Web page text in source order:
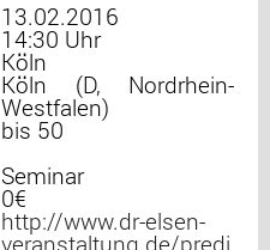
13.02.2016
14:30 Uhr
Köln
Köln (D, Nordrhein-
Westfalen)
bis 50
Seminar
0€
http://www.dr-elsen-
veranstaltung.de/predi